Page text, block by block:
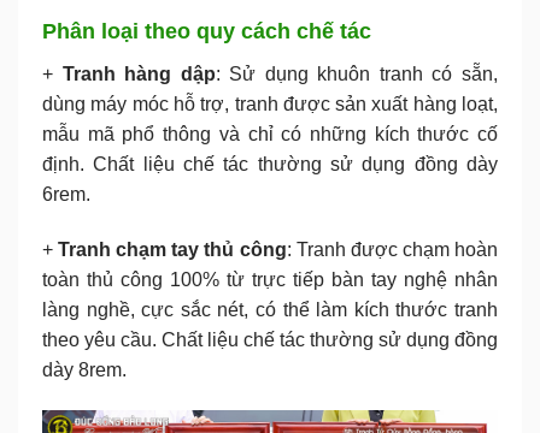
Phân loại theo quy cách chế tác
+ Tranh hàng dập: Sử dụng khuôn tranh có sẵn,
dùng máy móc hỗ trợ, tranh được sản xuất hàng loạt,
mẫu mã phổ thông và chỉ có những kích thước cố
định. Chất liệu chế tác thường sử dụng đồng dày
6rem.
+Tranh chạm tay thủ công: Tranh được chạm hoàn
toàn thủ công 100% từ trực tiếp bàn tay nghệ nhân
làng nghề, cực sắc nét, có thể làm kích thước tranh
theo yêu cầu. Chất liệu chế tác thường sử dụng đồng
dày 8rem.